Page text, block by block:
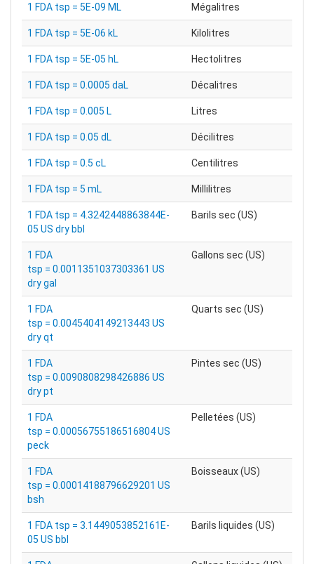
1 FDA tsp = 5E-09 ML Mégalitres
1 FDA tsp = 5E-06 kL Kilolitres
1 FDA tsp = 5E-05 hL Hectolitres
1 FDA tsp = 0.0005 daL Décalitres
1 FDA tsp = 0.005 L Litres
1 FDA tsp = 0.05 dL Décilitres
1 FDA tsp = 0.5 cL Centilitres
1 FDA tsp = 5 mL Millilitres
1 FDA tsp = 4.3242448863844E-
05 US dry bbl
Barils sec (US)
1 FDA
tsp = 0.0011351037303361 US
dry gal
Gallons sec (US)
1 FDA
tsp = 0.0045404149213443 US
dry qt
Quarts sec (US)
1 FDA
tsp = 0.0090808298426886 US
dry pt
Pintes sec (US)
1 FDA
tsp = 0.00056755186516804 US
peck
Pelletées (US)
1 FDA
tsp = 0.00014188796629201 US
bsh
Boisseaux (US)
1 FDA tsp = 3.1449053852161E-
05 US bbl
Barils liquides (US)